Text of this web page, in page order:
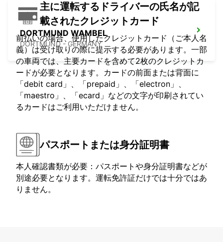
DORTMUND WAMBEL
DORTMUND - GERMANY
主に運転するドライバーの氏名が記
載されたクレジットカード
前払いの場合、使用したクレジットカード（ご本人名
義）は受け取りの際に提示する必要があります。一部
の車両では、主要カードを含めて2枚のクレジットカ
ードが必要となります。カードの前面または背面に
「debit card」、「prepaid」、「electron」、
「maestro」、「ecard」などの文字が印刷されてい
るカードはご利用いただけません。
パスポートまたは身分証明書
本人確認書類が必要：パスポートや身分証明書などが
別途必要となります。運転免許証だけでは十分ではあ
りません。